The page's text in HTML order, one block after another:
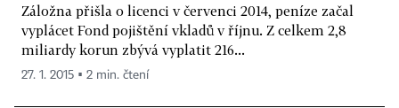
Záložna přišla o licenci v červenci 2014, peníze začal
vyplácet Fond pojištění vkladů v říjnu. Z celkem 2,8
miliardy korun zbývá vyplatit 216...
27. 1. 2015 ▪ 2 min. čtení